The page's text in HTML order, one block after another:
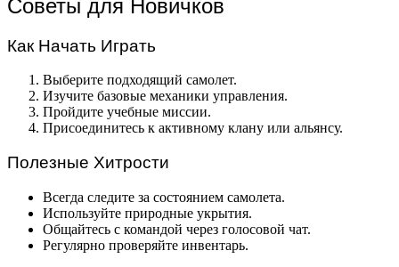
Советы для Новичков
Как Начать Играть
Выберите подходящий самолет.
Изучите базовые механики управления.
Пройдите учебные миссии.
Присоединитесь к активному клану или альянсу.
Полезные Хитрости
Всегда следите за состоянием самолета.
Используйте природные укрытия.
Общайтесь с командой через голосовой чат.
Регулярно проверяйте инвентарь.